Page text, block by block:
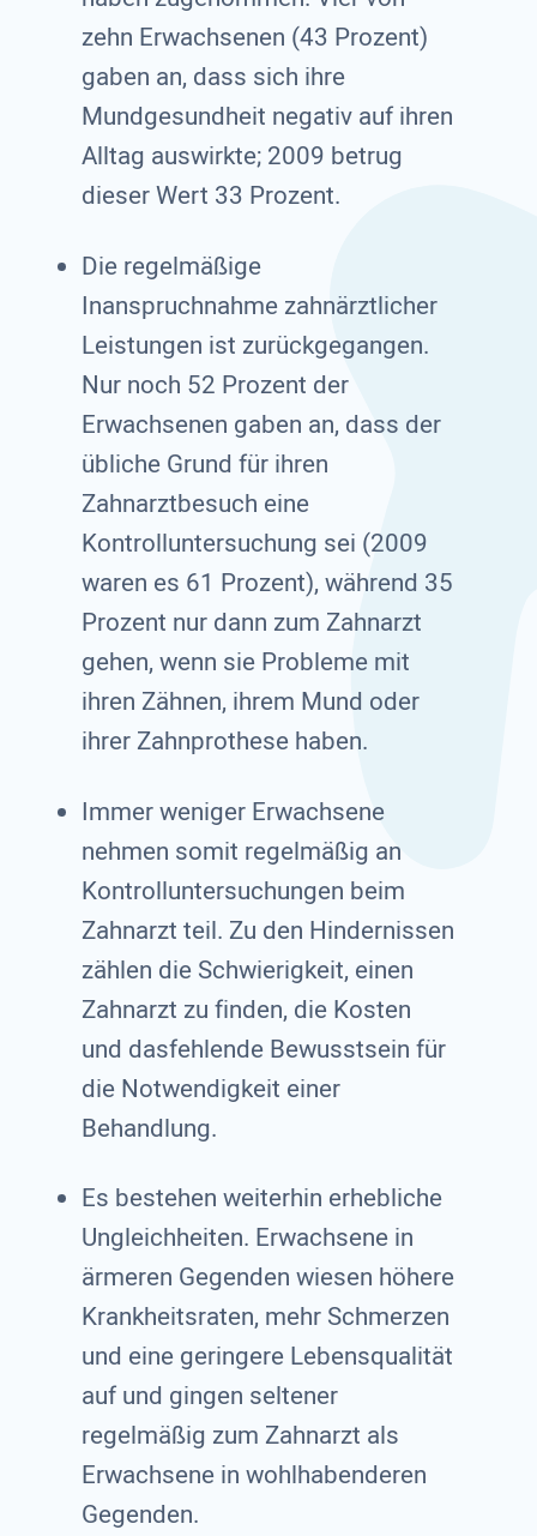
zehn Erwachsenen (43 Prozent)
gaben an, dass sich ihre
Mundgesundheit negativ auf ihren
Alltag auswirkte; 2009 betrug
dieser Wert 33 Prozent.
Die regelmäßige
Inanspruchnahme zahnärztlicher
Leistungen ist zurückgegangen.
Nur noch 52 Prozent der
Erwachsenen gaben an, dass der
übliche Grund für ihren
Zahnarztbesuch eine
Kontrolluntersuchung sei (2009
waren es 61 Prozent), während 35
Prozent nur dann zum Zahnarzt
gehen, wenn sie Probleme mit
ihren Zähnen, ihrem Mund oder
ihrer Zahnprothese haben.
Immer weniger Erwachsene
nehmen somit regelmäßig an
Kontrolluntersuchungen beim
Zahnarzt teil. Zu den Hindernissen
zählen die Schwierigkeit, einen
Zahnarzt zu finden, die Kosten
und dasfehlende Bewusstsein für
die Notwendigkeit einer
Behandlung.
Es bestehen weiterhin erhebliche
Ungleichheiten. Erwachsene in
ärmeren Gegenden wiesen höhere
Krankheitsraten, mehr Schmerzen
und eine geringere Lebensqualität
auf und gingen seltener
regelmäßig zum Zahnarzt als
Erwachsene in wohlhabenderen
Gegenden.